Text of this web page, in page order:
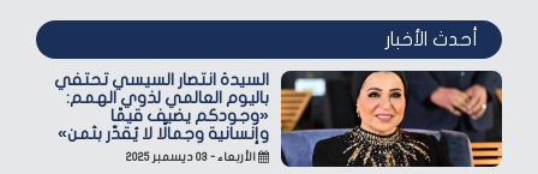
أحدث الأخبار
السيدة انتصار السيسي تحتفي
باليوم العالمي لذوي الهمم:
«وجودكم يضيف قيمًا
وإنسانية وجمالًا لا يُقدّر بثمن»
الأربعاء - ٠٣ ديسمبر ٢٠٢٥